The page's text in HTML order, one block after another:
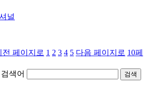
전 페이지로 1 2 3 4 5 다음 페이지로 10페
검색어 검색